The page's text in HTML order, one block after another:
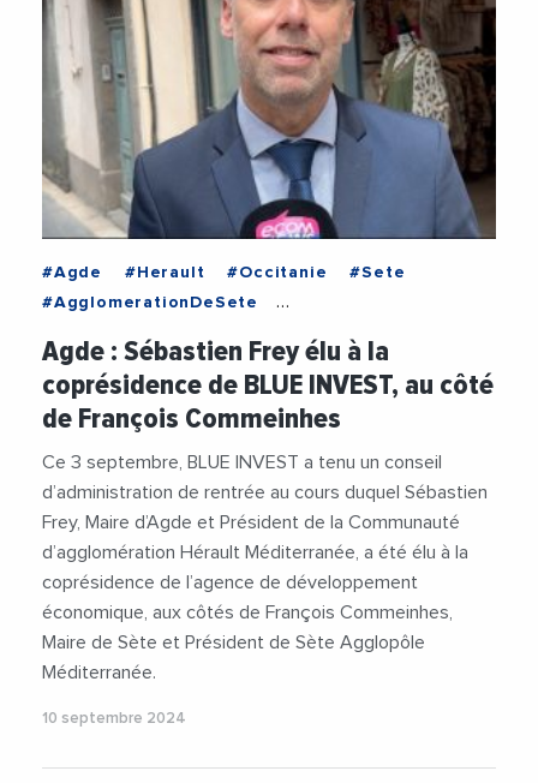
#Agde #Herault #Occitanie
#Sete
#AgglomerationDeSete
#Attractivite
#BlueInvest
#DeveloppementEconomique
#FrancoisCommeinhes
#SebastienFrey
#SeteAgglopoleMediterranee
Agde : Sébastien Frey élu à la
coprésidence de BLUE INVEST, au côté
de François Commeinhes
Ce 3 septembre, BLUE INVEST a tenu un conseil
d’administration de rentrée au cours duquel Sébastien
Frey, Maire d’Agde et Président de la Communauté
d’agglomération Hérault Méditerranée, a été élu à la
coprésidence de l’agence de développement
économique, aux côtés de François Commeinhes,
Maire de Sète et Président de Sète Agglopôle
Méditerranée.
10 septembre 2024